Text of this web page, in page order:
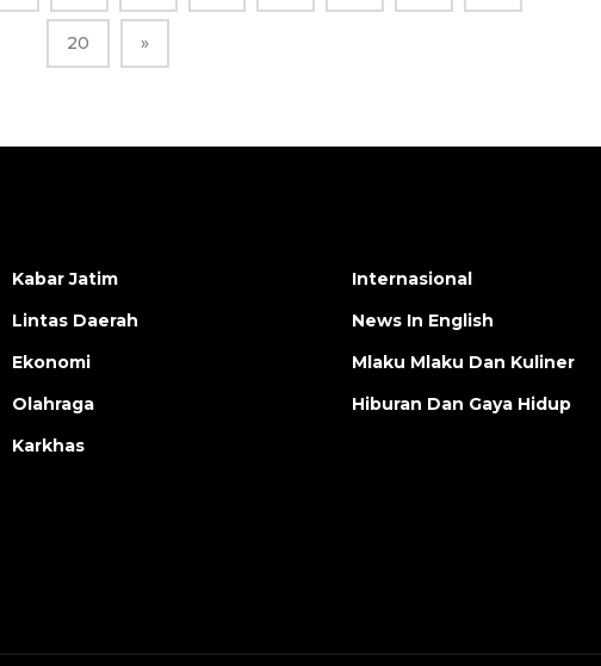
20 »
Kabar Jatim
Lintas Daerah
Ekonomi
Olahraga
Karkhas
Internasional
News In English
Mlaku Mlaku Dan Kuliner
Hiburan Dan Gaya Hidup